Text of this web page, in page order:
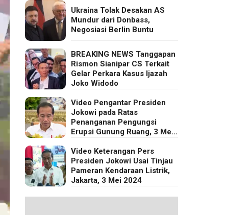
Ukraina Tolak Desakan AS
Mundur dari Donbass,
Negosiasi Berlin Buntu
BREAKING NEWS Tanggapan
Rismon Sianipar CS Terkait
Gelar Perkara Kasus Ijazah
Joko Widodo
Video Pengantar Presiden
Jokowi pada Ratas
Penanganan Pengungsi
Erupsi Gunung Ruang, 3 Mei
Video Keterangan Pers
Presiden Jokowi Usai Tinjau
Pameran Kendaraan Listrik,
Jakarta, 3 Mei 2024